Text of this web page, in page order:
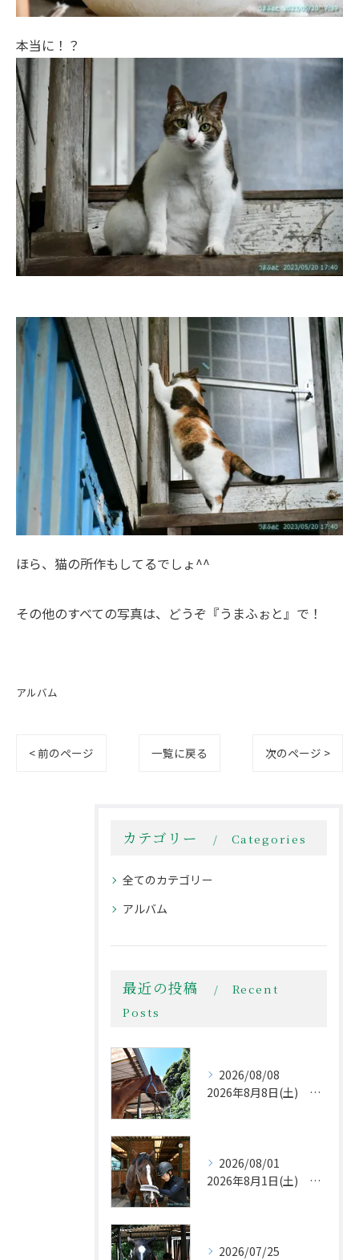
本当に！？
ほら、猫の所作もしてるでしょ^^
その他のすべての写真は、どうぞ 『うまふぉと』 で！
アルバム
< 前のページ 一覧に戻る 次のページ >
カテゴリー Categories
全てのカテゴリー
アルバム
最近の投稿
Recent
Posts
2026/08/08
2026年8月8日(土) 立秋は過ぎましたが
2026/08/01
2026年8月1日(土) 夏本番！
2026/07/25